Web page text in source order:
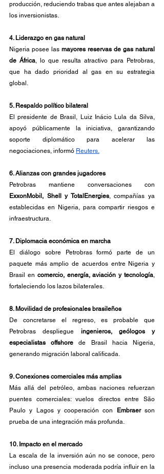
producción, reduciendo trabas que antes alejaban a
los inversionistas.
4. Liderazgo en gas natural
Nigeria posee las mayores reservas de gas natural
de África, lo que resulta atractivo para Petrobras,
que ha dado prioridad al gas en su estrategia
global.
5. Respaldo político bilateral
El presidente de Brasil, Luiz Inácio Lula da Silva,
apoyó públicamente la iniciativa, garantizando
soporte diplomático para acelerar las
negociaciones, informó Reuters.
6. Alianzas con grandes jugadores
ExxonMobil, Shell y TotalEnergies, compañías ya
establecidas en Nigeria, para compartir riesgos e
infraestructura.
7. Diplomacia económica en marcha
El diálogo sobre Petrobras formó parte de un
paquete más amplio de acuerdos entre Nigeria y
Brasil en comercio, energía, aviación y tecnología,
fortaleciendo los lazos bilaterales.
8. Movilidad de profesionales brasileños
De concretarse el regreso, es probable que
Petrobras despliegue ingenieros, geólogos y
especialistas offshore de Brasil hacia Nigeria,
generando migración laboral calificada.
9. Conexiones comerciales más amplias
Más allá del petróleo, ambas naciones refuerzan
puentes comerciales: vuelos directos entre São
Paulo y Lagos y cooperación con
Embraer son
prueba de una integración más profunda.
10. Impacto en el mercado
La escala de la inversión aún no se conoce, pero
incluso una presencia moderada podría influir en la